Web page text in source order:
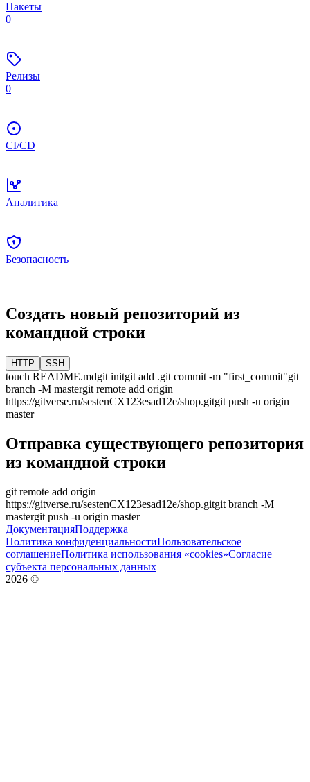
Пакеты
0
Релизы
0
CI/CD
Аналитика
Безопасность
Создать новый репозиторий из
командной строки
HTTP SSH
touch README.mdgit initgit add .git commit -m "first_commit"git
branch -M mastergit remote add origin
https://gitverse.ru/sestenCX123esad12e/shop.gitgit push -u origin
master
Отправка существующего репозитория
из командной строки
git remote add origin
https://gitverse.ru/sestenCX123esad12e/shop.gitgit branch -M
mastergit push -u origin master
ДокументацияПоддержка
Политика конфиденциальностиПользовательское
соглашениеПолитика использования «cookies»Согласие
субъекта персональных данных
2026 ©